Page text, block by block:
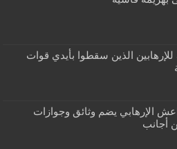
للإرهابين الذين سقطوا بأيدي قوات
الإرهابي يضم وثائق وجوازات
أجانب